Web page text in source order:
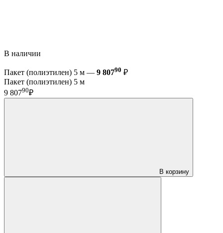
В наличии
Пакет (полиэтилен) 5 м — 9 80790 ₽
Пакет (полиэтилен) 5 м
9 80790₽
В корзину